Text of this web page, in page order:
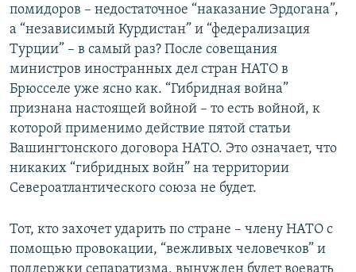
помидоров – недостаточное “наказание Эрдогана”,
а “независимый Курдистан” и “федерализация
Турции” – в самый раз? После совещания
министров иностранных дел стран НАТО в
Брюсселе уже ясно как. “Гибридная война”
признана настоящей войной – то есть войной, к
которой применимо действие пятой статьи
Вашингтонского договора НАТО. Это означает, что
никаких “гибридных войн” на территории
Североатлантического союза не будет.
Тот, кто захочет ударить по стране – члену НАТО с
помощью провокации, “вежливых человечков” и